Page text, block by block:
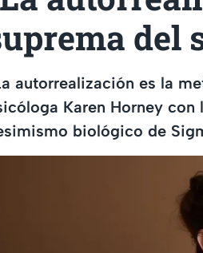
del
autorrealización es la
Karen Horney
biológico de